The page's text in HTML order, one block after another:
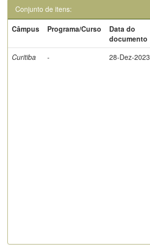
Conjunto de itens:
Câmpus
Programa/Curso
Data do
documento
Curitiba - 28-Dez-2023